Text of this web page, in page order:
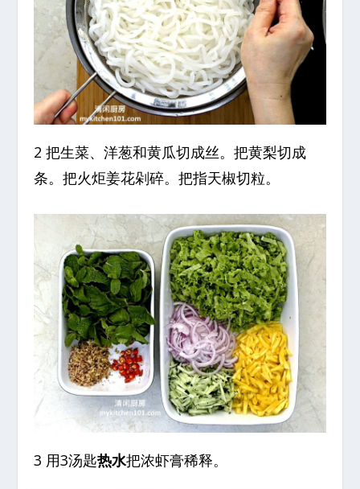
2 把生菜、洋葱和黄瓜切成丝。把黄梨切成
条。把火炬姜花剁碎。把指天椒切粒。
3 用3汤匙热水把浓虾膏稀释。